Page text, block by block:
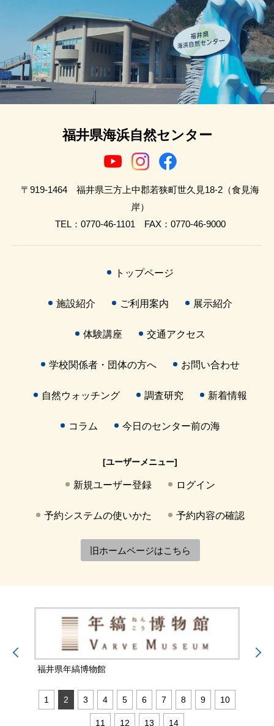
福井県海浜自然センター
〒919-1464 福井県三方上中郡若狭町世久見18-2（食見海
岸）
TEL：0770-46-1101 FAX：0770-46-9000
トップページ
施設紹介 ご利用案内 展示紹介
体験講座 交通アクセス
学校関係者・団体の方へ お問い合わせ
自然ウォッチング 調査研究 新着情報
コラム 今日のセンター前の海
[ユーザーメニュー]
新規ユーザー登録 ログイン
予約システムの使いかた 予約内容の確認
旧ホームページはこちら
福井県年縞博物館
1 2 3 4 5 6 7 8 9 10
11 12 13 14